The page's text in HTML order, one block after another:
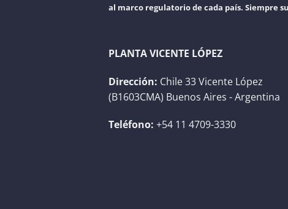
al marco regulatorio de cada país. Siempre
PLANTA VICENTE LÓPEZ
Dirección: Chile 33 Vicente López
(B1603CMA) Buenos Aires - Argentina
Teléfono: +54 11 4709-3330